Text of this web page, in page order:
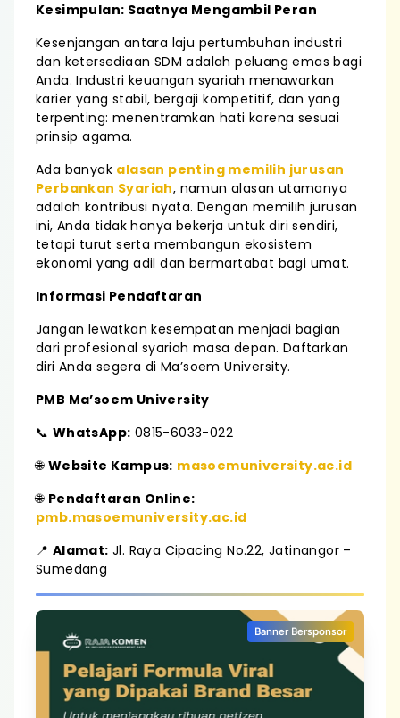
Kesimpulan: Saatnya Mengambil Peran
Kesenjangan antara laju pertumbuhan industri
dan ketersediaan SDM adalah peluang emas bagi
Anda. Industri keuangan syariah menawarkan
karier yang stabil, bergaji kompetitif, dan yang
terpenting: menentramkan hati karena sesuai
prinsip agama.
Ada banyak alasan penting memilih jurusan
Perbankan Syariah, namun alasan utamanya
adalah kontribusi nyata. Dengan memilih jurusan
ini, Anda tidak hanya bekerja untuk diri sendiri,
tetapi turut serta membangun ekosistem
ekonomi yang adil dan bermartabat bagi umat.
Informasi Pendaftaran
Jangan lewatkan kesempatan menjadi bagian
dari profesional syariah masa depan. Daftarkan
diri Anda segera di Ma’soem University.
PMB Ma’soem University
📞 WhatsApp: 0815-6033-022
🌐 Website Kampus: masoemuniversity.ac.id
🌐 Pendaftaran Online:
pmb.masoemuniversity.ac.id
📍 Alamat: Jl. Raya Cipacing No.22, Jatinangor –
Sumedang
Banner Bersponsor